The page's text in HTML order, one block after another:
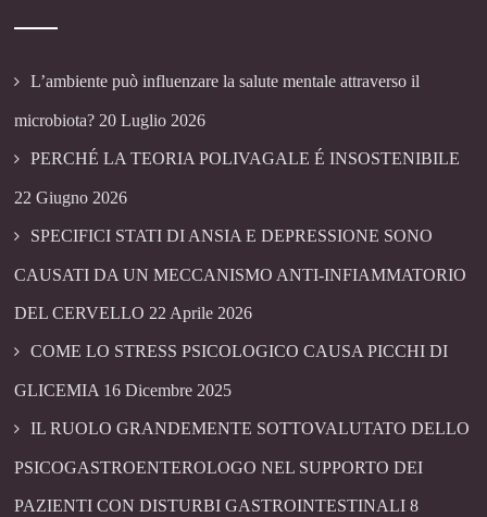
L’ambiente può influenzare la salute mentale attraverso il
microbiota? 20 Luglio 2026
PERCHÉ LA TEORIA POLIVAGALE É INSOSTENIBILE
22 Giugno 2026
SPECIFICI STATI DI ANSIA E DEPRESSIONE SONO
CAUSATI DA UN MECCANISMO ANTI-INFIAMMATORIO
DEL CERVELLO 22 Aprile 2026
COME LO STRESS PSICOLOGICO CAUSA PICCHI DI
GLICEMIA 16 Dicembre 2025
IL RUOLO GRANDEMENTE SOTTOVALUTATO DELLO
PSICOGASTROENTEROLOGO NEL SUPPORTO DEI
PAZIENTI CON DISTURBI GASTROINTESTINALI 8